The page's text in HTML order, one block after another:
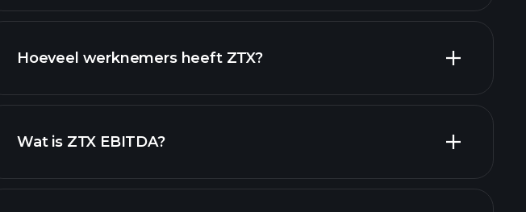
financiële rapporten
Hoeveel werknemers heeft ZTX?
Wat is ZTX EBITDA?